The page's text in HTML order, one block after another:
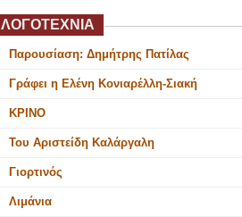
ΛΟΓΟΤΕΧΝΙΑ
Παρουσίαση: Δημήτρης Πατίλας
Γράφει η Ελένη Κονιαρέλλη-Σιακή
ΚΡΙΝΟ
Του Αριστείδη Καλάργαλη
Γιορτινός
Λιμάνια